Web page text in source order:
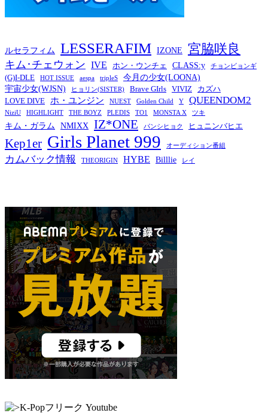
ルセラフィム LESSERAFIM IZONE 宮脇咲良
キム･チェウォン IVE ホン・ウンチェ CLASS:y チョンビョンギ
(G)I-DLE HOT ISSUE aespa tripleS
今月の少女(LOONA)
宇宙少女(WJSN)
ヒョリン(SISTER) Brave GIrls VIVIZ
カズハ
LOVE DIVE
ホ・ユンジン NUEST Golden Child Y QUEENDOM2
NiziU HIGHLIGHT THE BOYZ PLEDIS TO1 MONSTA X ツキ
キム・ガラム NMIXX IZ*ONE パンシヒョク ヒュニンバヒエ
Kep1er Girls Planet 999 オーディション番組
カムバック情報 THEORIGIN HYBE Billlie レイ